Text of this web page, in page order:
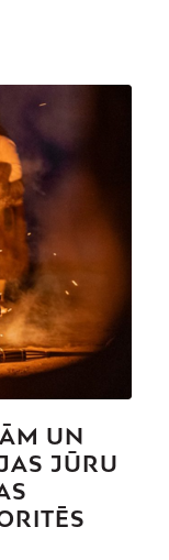
UN
JŪRU